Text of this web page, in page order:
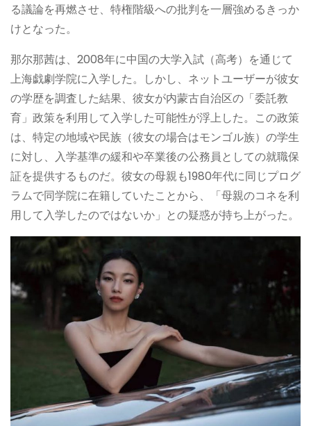
る議論を再燃させ、特権階級への批判を一層強めるきっか
けとなった。
那尔那茜は、2008年に中国の大学入試（高考）を通じて
上海戯劇学院に入学した。しかし、ネットユーザーが彼女
の学歴を調査した結果、彼女が内蒙古自治区の「委託教
育」政策を利用して入学した可能性が浮上した。この政策
は、特定の地域や民族（彼女の場合はモンゴル族）の学生
に対し、入学基準の緩和や卒業後の公務員としての就職保
証を提供するものだ。彼女の母親も1980年代に同じプログ
ラムで同学院に在籍していたことから、「母親のコネを利
用して入学したのではないか」との疑惑が持ち上がった。